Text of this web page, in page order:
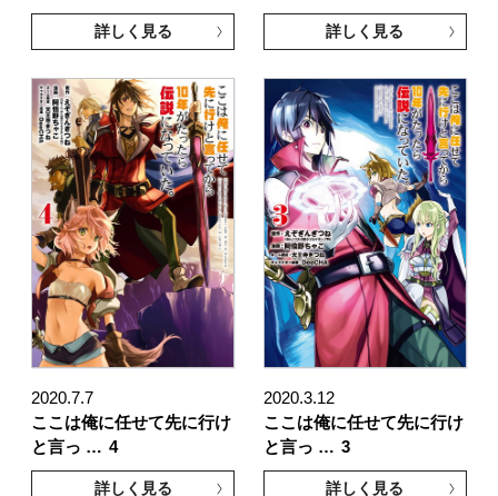
詳しく見る 詳しく見る
2020.7.7
ここは俺に任せて先に行け
と言っ … 4
詳しく見る
2020.3.12
ここは俺に任せて先に行け
と言っ … 3
詳しく見る